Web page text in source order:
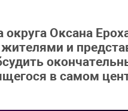
округа Оксана
и
в самом